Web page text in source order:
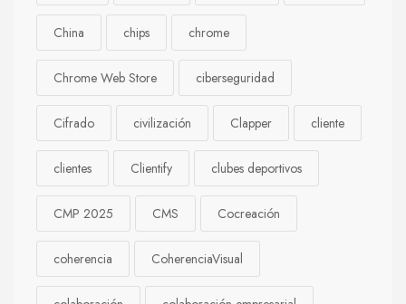
China chips chrome
Chrome Web Store ciberseguridad
Cifrado civilización Clapper cliente
clientes Clientify clubes deportivos
CMP 2025 CMS Cocreación
coherencia CoherenciaVisual